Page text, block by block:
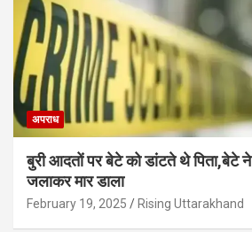
अपराध
बुरी आदतों पर बेटे को डांटते थे पिता,बेटे
जलाकर मार डाला
February 19, 2025 Rising Uttarakhand